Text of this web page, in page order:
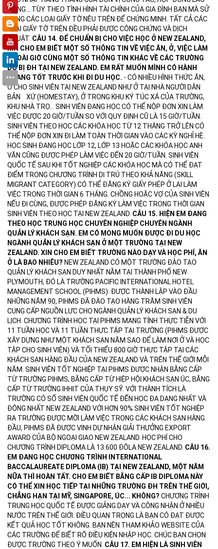
ĐỘNG... TÙY THEO TÌNH HÌNH TÀI CHÍNH CỦA GIA ĐÌNH BẠN MÀ SỬ
DỤNG CÁC LOẠI GIẤY TỜ NÊU TRÊN ĐỂ CHỨNG MINH. TẤT CẢ CÁC
LOẠI GIẤY TỜ TRÊN ĐỀU PHẢI ĐƯỢC CÔNG CHỨNG VÀ DỊCH
THUẬT. CÂU 14. ĐỂ CHUẨN BỊ CHO VIỆC HỌC Ở NEW ZEALAND,
XIN CHO EM BIẾT MỘT SỐ THÔNG TIN VỀ VIỆC ĂN, Ở, VIỆC LÀM
NGOÀI GIỜ CÙNG MỘT SỐ THÔNG TIN KHÁC VỀ CÁC TRƯỜNG
DỰ BỊ ĐH TẠI NEW ZEALAND. EM RẤT MUỐN MÌNH CÓ HÀNH
TRANG TỐT TRƯỚC KHI ĐI DU HỌC. - CÓ NHIỀU HÌNH THỨC ĂN,
Ở CHO SINH VIÊN TẠI NEW ZEALAND NHƯ Ở TẠI NHÀ NGƯỜI DÂN
BẢN XỨ (HOMESTAY), Ở TRONG KHU KÝ TÚC XÁ CỦA TRƯỜNG,
KHU NHÀ TRỌ... SINH VIÊN ĐANG HỌC CÓ THỂ NỘP ĐƠN XIN LÀM
VIỆC ĐƯỢC 20 GIỜ/TUẦN SO VỚI QUY ĐỊNH CŨ LÀ 15 GIỜ/TUẦN.
SINH VIÊN THEO HỌC CÁC KHÓA HỌC TỪ 12 THÁNG TRỞ LÊN CÓ
THỂ NỘP ĐƠN XIN ĐI LÀM TOÀN THỜI GIAN VÀO CÁC KỲ NGHỈ HÈ.
HỌC SINH ĐANG HỌC LỚP 12, LỚP 13 HOẶC CÁC KHÓA HỌC ANH
VĂN CŨNG ĐƯỢC PHÉP LÀM VIỆC ĐẾN 20 GIỜ/TUẦN. SINH VIÊN
QUỐC TẾ SAU KHI TỐT NGHIỆP CÁC KHÓA HỌC MÀ CÓ THỂ ĐẠT
ĐIỂM TRONG CHƯƠNG TRÌNH DI TRÚ THEO KHẢ NĂNG (SKILL
MIGRANT CATEGORY) CÓ THỂ ĐĂNG KÝ GIẤY PHÉP Ở LẠI LÀM
VIỆC TRONG THỜI GIAN 6 THÁNG. CHỒNG HOẶC VỢ CỦA SINH VIÊN
NẾU ĐI CÙNG, ĐƯỢC PHÉP ĐĂNG KÝ LÀM VIỆC TRONG THỜI GIAN
SINH VIÊN THEO HỌC TẠI NEW ZEALAND. CÂU 15. HIỆN EM ĐANG
THEO HỌC TRUNG HỌC CHUYÊN NGHIỆP CHUYÊN NGÀNH
QUẢN LÝ KHÁCH SẠN. EM CÓ MONG MUỐN ĐƯỢC ĐI DU HỌC
NGÀNH QUẢN LÝ KHÁCH SẠN Ở MỘT TRƯỜNG TẠI NEW
ZEALAND. XIN CHO EM BIẾT TRƯỜNG NÀO DẠY VÀ HỌC PHÍ, ĂN
Ở LÀ BAO NHIÊU? NEW ZEALAND CÓ MỘT TRƯỜNG ĐÀO TẠO
QUẢN LÝ KHÁCH SẠN DUY NHẤT NẰM TẠI THÀNH PHỐ NEW
PLYMOUTH, ĐÓ LÀ TRƯỜNG PACIFIC INTERNATIONAL HOTEL
MANAGEMENT SCHOOL (PIHMS). ĐƯỢC THÀNH LẬP VÀO ĐẦU
NHỮNG NĂM 90, PIHMS ĐÃ ĐÀO TẠO HÀNG TRĂM SINH VIÊN
CUNG CẤP NGUỒN LỰC CHO NGÀNH QUẢN LÝ KHÁCH SẠN & DU
LỊCH. CHƯƠNG TRÌNH HỌC TẠI PIHMS MANG TÍNH THỰC TIỄN VỚI
11 TUẦN HỌC VÀ 11 TUẦN THỰC TẬP TẠI TRƯỜNG (PIHMS ĐƯỢC
XÂY DỰNG NHƯ MỘT KHÁCH SẠN NĂM SAO ĐỂ LÀM NƠI Ở VÀ HỌC
TẬP CHO SINH VIÊN) VÀ TỐI THIỂU 800 GIỜ THỰC TẬP TẠI CÁC
KHÁCH SẠN HÀNG ĐẦU CỦA NEW ZEALAND VÀ TRÊN THẾ GIỚI MỖI
NĂM. SINH VIÊN TỐT NGHIỆP TẠI PIHMS ĐƯỢC NHẬN BẰNG CẤP
TỪ TRƯỜNG PIHMS, BẰNG CẤP TỪ HIỆP HỘI KHÁCH SẠN ÚC, BẰNG
CẤP TỪ TRƯỜNG IHHIT CỦA THỤY SỸ. VỚI THÀNH TÍCH LÀ
TRƯỜNG CÓ SỐ SINH VIÊN QUỐC TẾ ĐẾN HỌC ĐA DẠNG NHẤT VÀ
ĐÔNG NHẤT NEW ZEALAND VỚI HƠN 90% SINH VIÊN TỐT NGHIỆP
RA TRƯỜNG ĐƯỢC MỜI LÀM VIỆC TRONG CÁC KHÁCH SẠN HÀNG
ĐẦU, PIHMS ĐÃ ĐƯỢC VINH DỰ NHẬN GIẢI THƯỞNG EXPORT
AWARD CỦA BỘ NGOẠI GIAO NEW ZEALAND. HỌC PHÍ CHO
CHƯƠNG TRÌNH DIPLOMA LÀ 13.600 ĐÔLA NEW ZEALAND. CÂU 16.
EM ĐANG HỌC CHƯƠNG TRÌNH INTERNATIONAL
BACCALAUREATE DIPLOMA (IB) TẠI NEW ZEALAND, MỘT NĂM
NỮA THÌ HOÀN TẤT. CHO EM BIẾT BẰNG CẤP IB DIPLOMA NÀY
CÓ THỂ XIN HỌC TIẾP TẠI NHỮNG TRƯỜNG ĐH TRÊN THẾ GIỚI,
CHẲNG HẠN TẠI MỸ, SINGAPORE, ÚC... KHÔNG? CHƯƠNG TRÌNH
TRUNG HỌC QUỐC TẾ ĐƯỢC GIẢNG DẠY VÀ CÔNG NHẬN Ở NHIỀU
NƯỚC TRÊN THẾ GIỚI. ĐIỀU QUAN TRỌNG LÀ BẠN CÓ ĐẠT ĐƯỢC
KẾT QUẢ HỌC TỐT KHÔNG. BẠN NÊN THAM KHẢO WEBSITE CỦA
CÁC TRƯỜNG ĐỂ BIẾT RÕ ĐIỀU KIỆN NHẬP HỌC. CHÚC BẠN CHỌN
ĐƯỢC TRƯỜNG THEO Ý MUỐN. CÂU 17. EM HIỆN LÀ SINH VIÊN